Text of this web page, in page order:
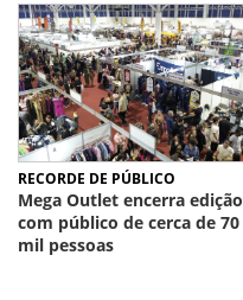
RECORDE DE PÚBLICO
Mega Outlet encerra edição
com público de cerca de 70
mil pessoas